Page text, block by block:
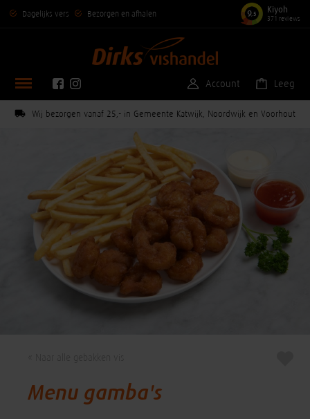
9,5 Kiyoh
371 reviews
Dagelijks vers Bezorgen en afhalen
Account Leeg
Wij bezorgen vanaf 25,- in Gemeente Katwijk, Noordwijk en Voorhout
Menu gamba's